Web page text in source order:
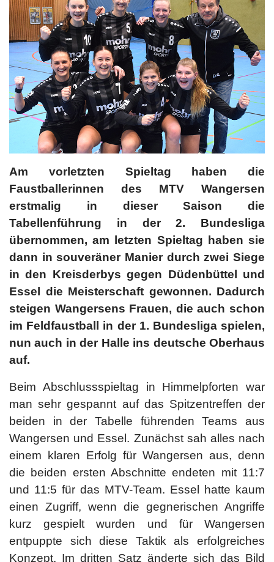
Am vorletzten Spieltag haben die
Faustballerinnen des MTV Wangersen
erstmalig in dieser Saison die
Tabellenführung in der 2. Bundesliga
übernommen, am letzten Spieltag haben sie
dann in souveräner Manier durch zwei Siege
in den Kreisderbys gegen Düdenbüttel und
Essel die Meisterschaft gewonnen. Dadurch
steigen Wangersens Frauen, die auch schon
im Feldfaustball in der 1. Bundesliga spielen,
nun auch in der Halle ins deutsche Oberhaus
auf.
Beim Abschlussspieltag in Himmelpforten war
man sehr gespannt auf das Spitzentreffen der
beiden in der Tabelle führenden Teams aus
Wangersen und Essel. Zunächst sah alles nach
einem klaren Erfolg für Wangersen aus, denn
die beiden ersten Abschnitte endeten mit 11:7
und 11:5 für das MTV-Team. Essel hatte kaum
einen Zugriff, wenn die gegnerischen Angriffe
kurz gespielt wurden und für Wangersen
entpuppte sich diese Taktik als erfolgreiches
Konzept. Im dritten Satz änderte sich das Bild